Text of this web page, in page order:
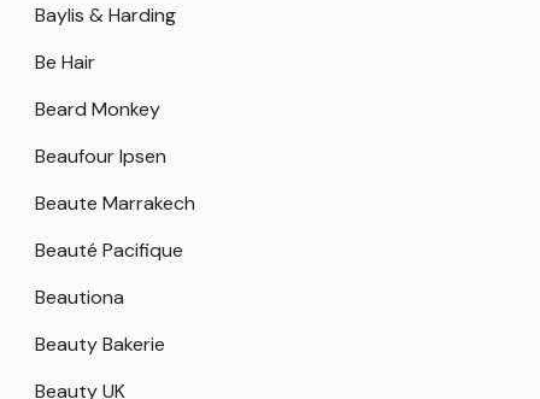
Baylis & Harding
Be Hair
Beard Monkey
Beaufour Ipsen
Beaute Marrakech
Beauté Pacifique
Beautiona
Beauty Bakerie
Beauty UK